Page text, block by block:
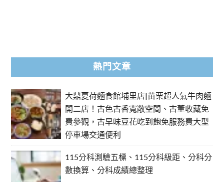
熱門文章
大鼎夏荷麵食館埔里店|苗栗超人氣牛肉麵
開二店！古色古香寬敞空間、古董收藏免
費參觀，古早味豆花吃到飽免服務費大型
停車場交通便利
115分科測驗五標、115分科級距、分科分
數換算、分科成績總整理